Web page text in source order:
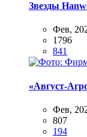
Звезды
Фев,
1796
841
«Август-
Фев,
807
194